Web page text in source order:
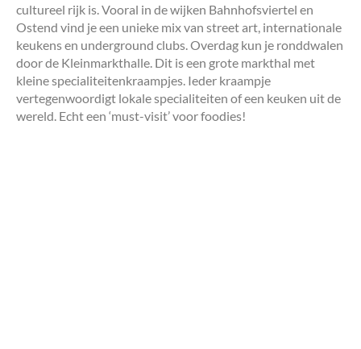
cultureel rijk is. Vooral in de wijken Bahnhofsviertel en
Ostend vind je een unieke mix van street art, internationale
keukens en underground clubs. Overdag kun je ronddwalen
door de Kleinmarkthalle. Dit is een grote markthal met
kleine specialiteitenkraampjes. Ieder kraampje
vertegenwoordigt lokale specialiteiten of een keuken uit de
wereld. Echt een ‘must-visit’ voor foodies!